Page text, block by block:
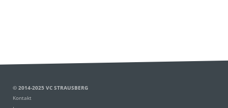
© 2014-2025 VC STRAUSBERG
Kontakt